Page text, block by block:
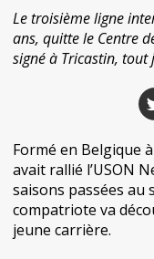
Le troisième ligne
ans, quitte le Centre
signé à Tricastin, tout
Formé en Belgique
avait rallié l’USON
saisons passées
compatriote va
jeune carrière.